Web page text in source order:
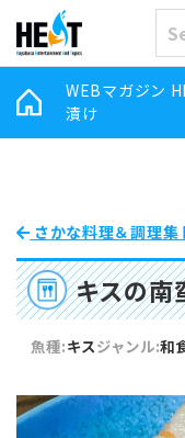
WEBマガジン
漬け
さかな料理＆調理集
キスの南
魚種:キスジャンル:和